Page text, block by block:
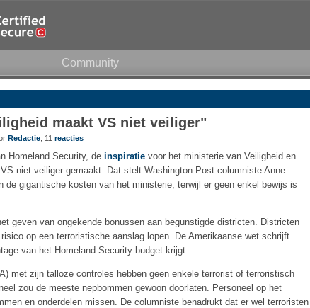
Community
maakt VS niet veiliger"
Redactie , 11 reacties
Homeland Security, de inspiratie voor het ministerie van Veiligheid en
niet veiliger gemaakt. Dat stelt Washington Post columniste Anne
de gigantische kosten van het ministerie, terwijl er geen enkel bewijs is
geven van ongekende bonussen aan begunstigde districten. Districten
op een terroristische aanslag lopen. De Amerikaanse wet schrijft
van het Homeland Security budget krijgt.
met zijn talloze controles hebben geen enkele terrorist of terroristisch
zou de meeste nepbommen gewoon doorlaten. Personeel op het
en onderdelen missen. De columniste benadrukt dat er wel terroristen